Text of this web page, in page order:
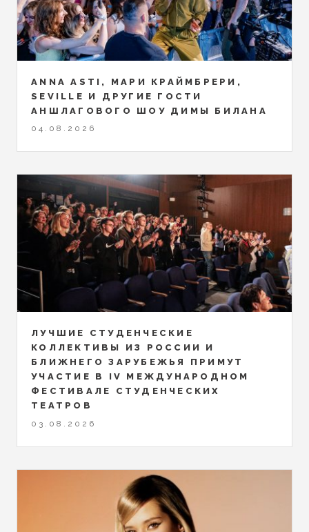
ANNA ASTI, МАРИ КРАЙМБРЕРИ,
SEVILLE И ДРУГИЕ ГОСТИ
АНШЛАГОВОГО ШОУ ДИМЫ БИЛАНА
04.08.2026
ЛУЧШИЕ СТУДЕНЧЕСКИЕ
КОЛЛЕКТИВЫ ИЗ РОССИИ И
БЛИЖНЕГО ЗАРУБЕЖЬЯ ПРИМУТ
УЧАСТИЕ В IV МЕЖДУНАРОДНОМ
ФЕСТИВАЛЕ СТУДЕНЧЕСКИХ
ТЕАТРОВ
03.08.2026